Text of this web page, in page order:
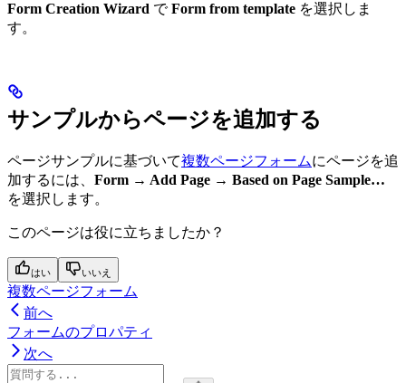
Form Creation Wizard でForm from template を選択しま
す。
サンプルからページを追加する
ページサンプルに基づいて複数ページフォームにページを追
加するには、 Form → Add Page → Based on Page Sample…
を選択します。
このページは役に立ちましたか？
はい いいえ
複数ページフォーム
前へ
フォームのプロパティ
次へ